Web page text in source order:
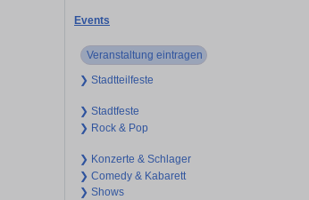
Events
Veranstaltung eintragen
❯ Stadtteilfeste
❯ Stadtfeste
❯ Rock & Pop
❯ Konzerte & Schlager
❯ Comedy & Kabarett
❯ Shows